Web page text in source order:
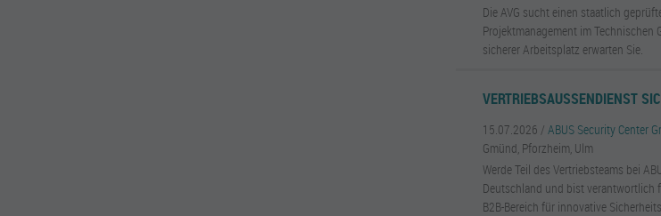
Die AVG sucht einen staatlich
Projektmanagement im
sicherer Arbeitsplatz erwarten Sie.
VERTRIEBSAUSSENDIENST
15.07.2026 /ABUS Security Center
Gmünd, Pforzheim, Ulm
Werde Teil des Vertriebsteams bei
Deutschland und bist verantwortlich
B2B-Bereich für innovative